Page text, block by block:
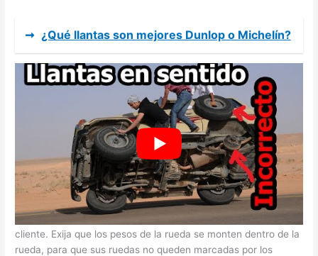
➞ ¿Qué llantas son mejores Dunlop o Michelín?
Mi neumático dice dentro en el exterior
Exija la satisfacción del cliente, en lugar de la humillación del
cliente. Exija que los pesos de la rueda se monten dentro de la
rueda, para que sus ruedas no queden marcadas por los